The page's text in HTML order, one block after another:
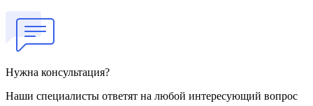
Нужна консультация?
Наши специалисты ответят на любой интересующий вопрос